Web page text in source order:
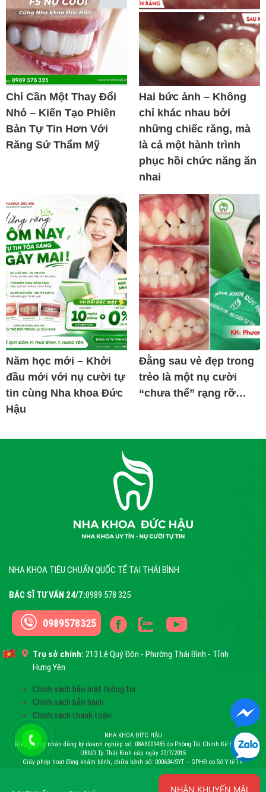
Chỉ Cần Một Thay Đổi
Nhỏ – Kiến Tạo Phiên
Bản Tự Tin Hơn Với
Răng Sứ Thẩm Mỹ
Hai bức ảnh – Không
chỉ khác nhau bởi
những chiếc răng, mà
là cả một hành trình
phục hồi chức năng ăn
nhai
Năm học mới – Khởi
đầu mới với nụ cười tự
tin cùng Nha khoa Đức
Hậu
Đằng sau vẻ đẹp trong
trẻo là một nụ cười
“chưa thể” rạng rỡ…
NHA KHOA TIÊU CHUẨN QUỐC TẾ TẠI THÁI BÌNH
BÁC SĨ TƯ VẤN 24/7:0989 578 325
0989578325
Trụ sở chính: 213 Lê Quý Đôn - Phường Thái Bình - Tỉnh
Hưng Yên
Chính sách bảo mật thông tin
Chính sách bảo hành
Chính sách thanh toán
NHA KHOA ĐỨC HẬU
Giấy chứng nhận đăng ký doanh nghiệp số: 08A8009485 do Phòng Tài Chính Kế Hoạch –
UBND Tp.Thái Bình cấp ngày 27/7/2015
Giấy phép hoạt động khám bệnh, chữa bệnh số: 000634/SYT – GPHĐ do Sở Y tế TP.
Thái Bình cấp ngày 26/12/2016
Chịu trách nhiệm: Ông. Bùi Đức HậuNHẬN KHUYẾN MÃI